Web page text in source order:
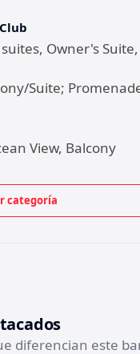
Owner's
Suite;
View, Balcony
categoría
diferencian este